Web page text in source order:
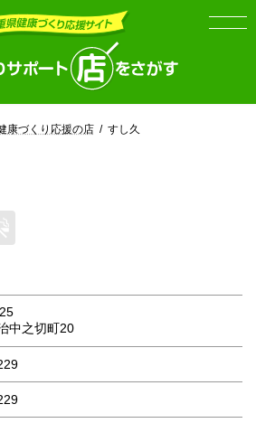
康づくり応援の店 すし久
中之切町20